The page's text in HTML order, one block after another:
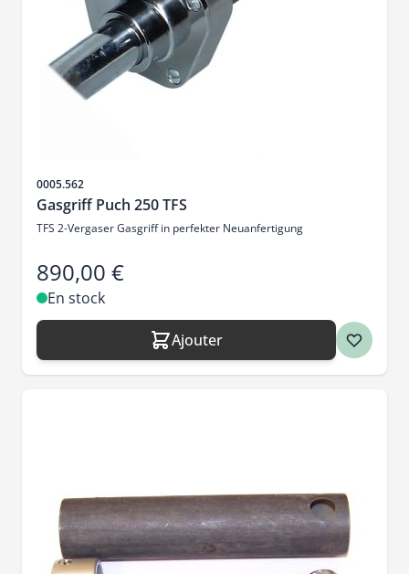
SKU
0005.562
Gasgriff Puch 250 TFS
TFS 2-Vergaser Gasgriff in perfekter Neuanfertigung
890,00 €
En stock
Ajouter